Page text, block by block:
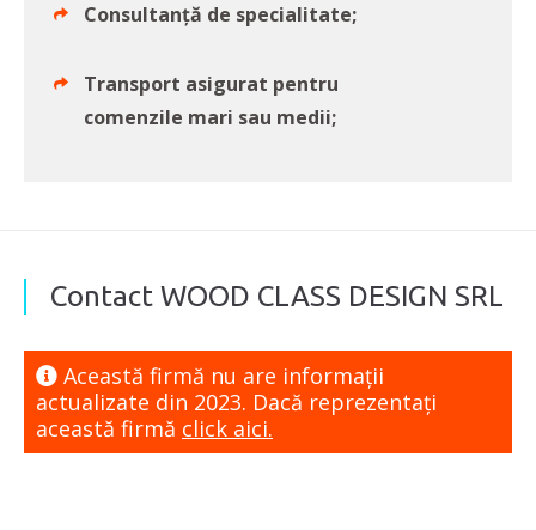
Consultanță de specialitate;
Transport asigurat pentru
comenzile mari sau medii;
Contact WOOD CLASS DESIGN SRL
Această firmă nu are informaţii
actualizate din 2023. Dacă reprezentaţi
această firmă click aici.